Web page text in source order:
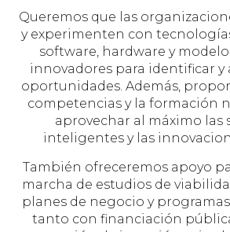
Queremos que las
y experimenten con
software, hardware y
innovadores para identificar y
oportunidades. Además,
competencias y la formación
aprovechar al máximo las
inteligentes y las
También ofreceremos apoyo
marcha de estudios de
planes de negocio y
tanto con financiación